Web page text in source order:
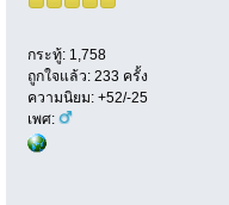
กระทู้: 1,758
ถูกใจแล้ว: 233 ครั้ง
ความนิยม: +52/-25
เพศ: